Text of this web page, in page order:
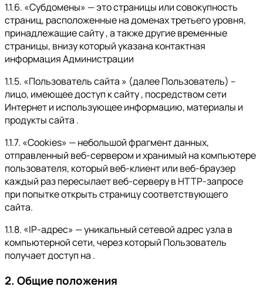
1.1.6. «Субдомены» — это страницы или совокупность
страниц, расположенные на доменах третьего уровня,
принадлежащие сайту , а также другие временные
страницы, внизу который указана контактная
информация Администрации
1.1.5. «Пользователь сайта » (далее Пользователь) –
лицо, имеющее доступ к сайту , посредством сети
Интернет и использующее информацию, материалы и
продукты сайта .
1.1.7. «Cookies» — небольшой фрагмент данных,
отправленный веб-сервером и хранимый на компьютере
пользователя, который веб-клиент или веб-браузер
каждый раз пересылает веб-серверу в HTTP-запросе
при попытке открыть страницу соответствующего
сайта.
1.1.8. «IP-адрес» — уникальный сетевой адрес узла в
компьютерной сети, через который Пользователь
получает доступ на .
2. Общие положения